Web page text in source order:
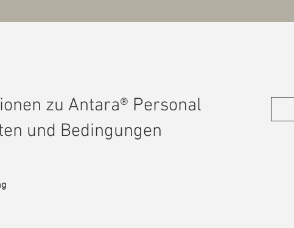
zu Antara® Personal
und Bedingungen